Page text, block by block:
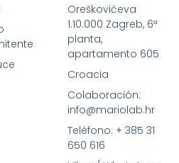
Oreškovićeva
1.10.000 Zagreb, 6ª
planta,
apartamento 605
Croacia
Colaboración:
info@mariolab.hr
Teléfono: + 385 31
650 616